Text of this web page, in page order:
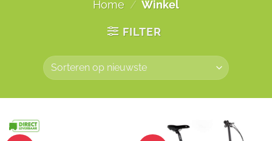
Home / Winkel
FILTER